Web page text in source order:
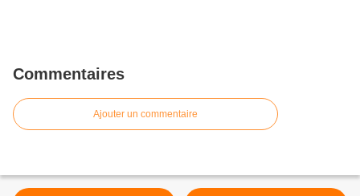
Commentaires
Ajouter un commentaire